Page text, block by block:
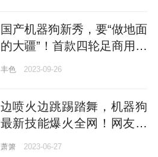
国产机器狗新秀，要“做地面
的大疆”！首款四轮足商用机
器人刚刚亮相
丰色 2023-09-26
边喷火边跳踢踏舞，机器狗
最新技能爆火全网！网友直
呼真·热狗
萧箫 2023-06-27